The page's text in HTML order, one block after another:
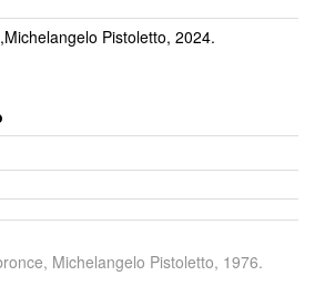
Michelangelo Pistoletto, 2024.
Michelangelo Pistoletto, 1976.